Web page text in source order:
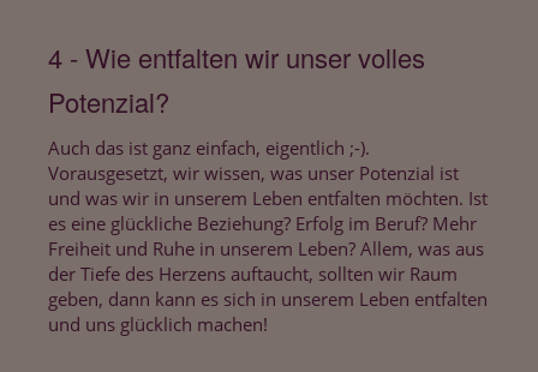
4 - Wie entfalten wir unser volles
Potenzial?
Auch das ist ganz einfach, eigentlich ;-).
Vorausgesetzt, wir wissen, was unser Potenzial ist
und was wir in unserem Leben entfalten möchten. Ist
es eine glückliche Beziehung? Erfolg im Beruf? Mehr
Freiheit und Ruhe in unserem Leben? Allem, was aus
der Tiefe des Herzens auftaucht, sollten wir Raum
geben, dann kann es sich in unserem Leben entfalten
und uns glücklich machen!